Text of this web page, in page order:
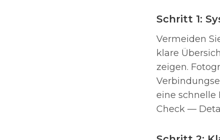
Schritt 1:
Vermeiden
klare
zeigen.
eine schnelle
Check —